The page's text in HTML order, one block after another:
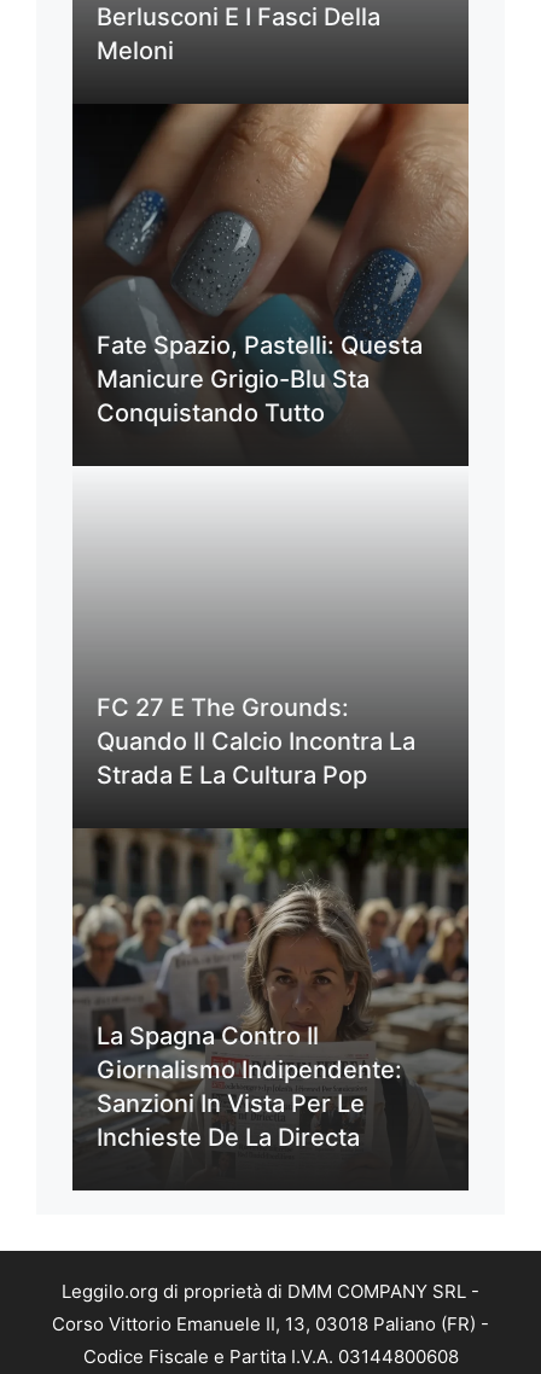
Berlusconi E I Fasci Della
Meloni
Fate Spazio, Pastelli: Questa
Manicure Grigio-Blu Sta
Conquistando Tutto
FC 27 E The Grounds:
Quando Il Calcio Incontra La
Strada E La Cultura Pop
La Spagna Contro Il
Giornalismo Indipendente:
Sanzioni In Vista Per Le
Inchieste De La Directa
Leggilo.org di proprietà di DMM COMPANY SRL -
Corso Vittorio Emanuele II, 13, 03018 Paliano (FR) -
Codice Fiscale e Partita I.V.A. 03144800608